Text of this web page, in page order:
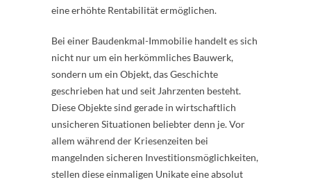
eine erhöhte Rentabilität ermöglichen.
Bei einer Baudenkmal-Immobilie handelt es sich
nicht nur um ein herkömmliches Bauwerk,
sondern um ein Objekt, das Geschichte
geschrieben hat und seit Jahrzenten besteht.
Diese Objekte sind gerade in wirtschaftlich
unsicheren Situationen beliebter denn je. Vor
allem während der Kriesenzeiten bei
mangelnden sicheren Investitionsmöglichkeiten,
stellen diese einmaligen Unikate eine absolut